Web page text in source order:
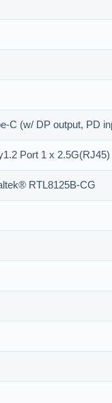
C (w/ DP output, PD
Port 1 x
RTL8125B-CG